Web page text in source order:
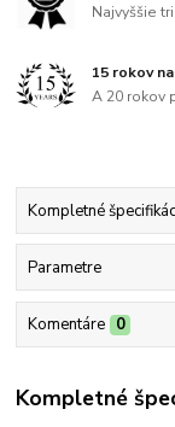
Najvyššie
15 rokov
A 20 rokov
Kompletné
Parametre
Komentáre 0
Kompletné